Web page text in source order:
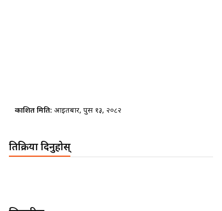
प्रकाशित मिति: आइतबार, पुस १३, २०८२
प्रतिक्रिया दिनुहोस्